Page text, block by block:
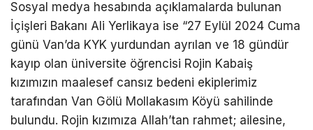
Sosyal medya hesabında açıklamalarda bulunan
İçişleri Bakanı Ali Yerlikaya ise “27 Eylül 2024 Cuma
günü Van’da KYK yurdundan ayrılan ve 18 gündür
kayıp olan üniversite öğrencisi Rojin Kabaiş
kızımızın maalesef cansız bedeni ekiplerimiz
tarafından Van Gölü Mollakasım Köyü sahilinde
bulundu. Rojin kızımıza Allah’tan rahmet; ailesine,